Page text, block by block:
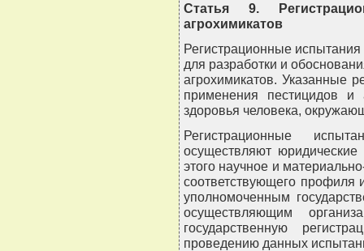
Статья 9.
агрохимикатов
Регистрационные
для разработки и
агрохимикатов. Указанные
применения пестицидов и
здоровья человека,
Регистрационные
осуществляют
этого научное и
соответствующего
уполномоченным
осуществляющим
государственную
проведению данных